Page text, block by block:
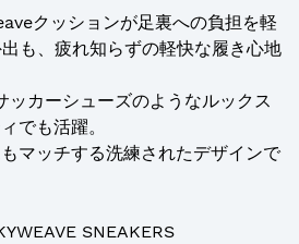
クッションが足裏への負担を軽
も、疲れ知らずの軽快な履き心地
カーシューズのようなルックス
でも活躍。
マッチする洗練されたデザインで
SNEAKERS